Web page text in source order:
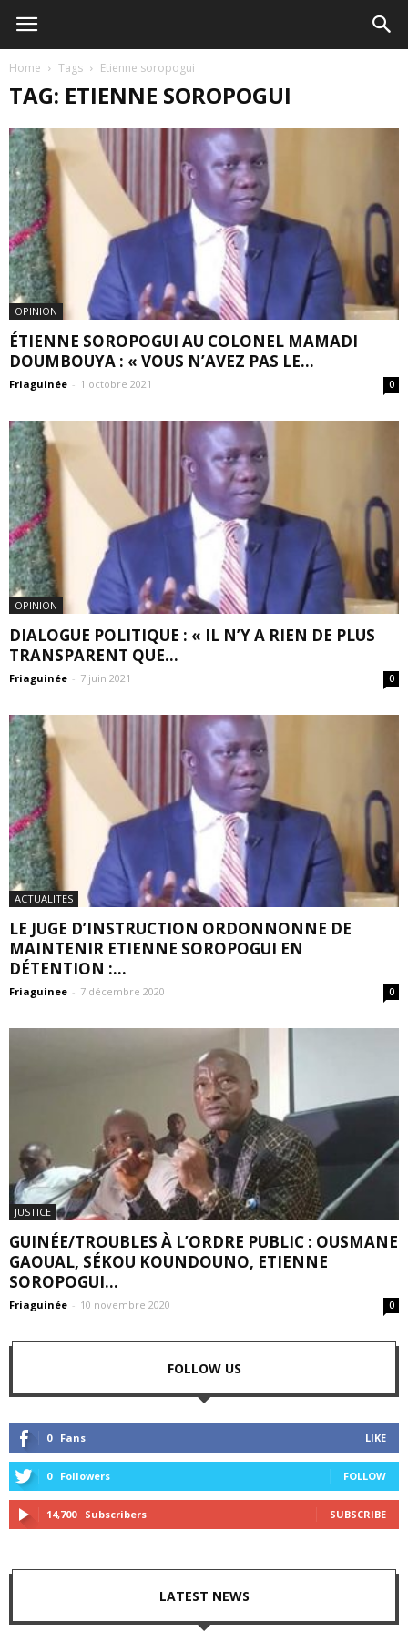
Home Tags Etienne soropogui
TAG: ETIENNE SOROPOGUI
OPINION
ÉTIENNE SOROPOGUI AU COLONEL MAMADI
DOUMBOUYA : « VOUS N’AVEZ PAS LE...
Friaguinée - 1 octobre 2021 0
OPINION
DIALOGUE POLITIQUE : « IL N’Y A RIEN DE PLUS
TRANSPARENT QUE...
Friaguinée - 7 juin 2021 0
ACTUALITES
LE JUGE D’INSTRUCTION ORDONNONNE DE
MAINTENIR ETIENNE SOROPOGUI EN
DÉTENTION :...
Friaguinee - 7 décembre 2020 0
JUSTICE
GUINÉE/TROUBLES À L’ORDRE PUBLIC : OUSMANE
GAOUAL, SÉKOU KOUNDOUNO, ETIENNE
SOROPOGUI...
Friaguinée - 10 novembre 2020 0
FOLLOW US
0 Fans LIKE
0 Followers FOLLOW
14,700 Subscribers SUBSCRIBE
LATEST NEWS